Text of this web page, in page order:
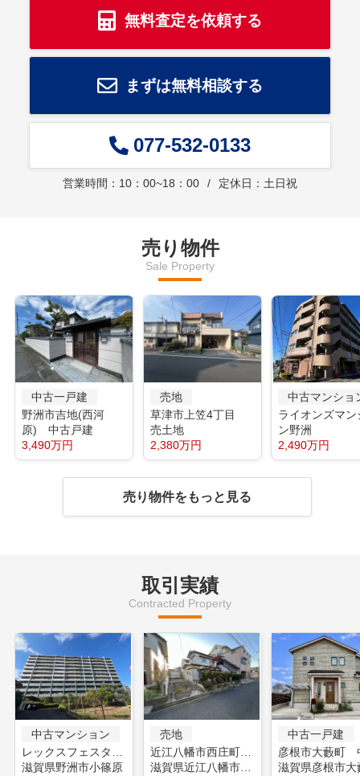
無料査定を依頼する
まずは無料相談する
077-532-0133
営業時間：10：00~18：00 定休日：土日祝
売り物件
Sale Property
中古一戸建
野洲市吉地(西河
原) 中古戸建
3,490万円
売地
草津市上笠4丁目
売土地
2,380万円
中古マンショ
ライオンズマン
ン野洲
2,490万円
売り物件をもっと見る
取引実績
Contracted Property
中古マンション
滋賀県野洲市小篠原
売地
近江八幡市西庄町 土地
滋賀県近江八幡市西庄町
中古一戸建
滋賀県彦根市大